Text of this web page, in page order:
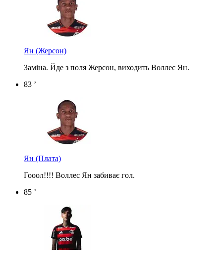
Ян (Жерсон)
Заміна. Йде з поля Жерсон, виходить Воллес Ян.
83 ’
Ян (Плата)
Гооол!!!! Воллес Ян забиває гол.
85 ’